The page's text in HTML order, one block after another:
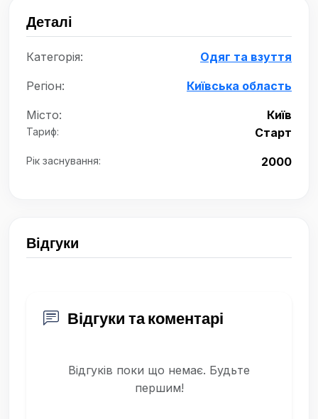
Деталі
Категорія: Одяг та взуття
Регіон: Київська область
Місто: Київ
Тариф: Старт
Рік заснування: 2000
Відгуки
Відгуки та коментарі
Відгуків поки що немає. Будьте
першим!